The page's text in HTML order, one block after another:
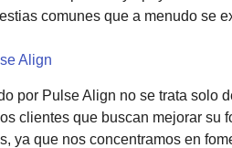
comunes que a menudo se
Align
por Pulse Align no se trata solo
clientes que buscan mejorar su
ya que nos concentramos en